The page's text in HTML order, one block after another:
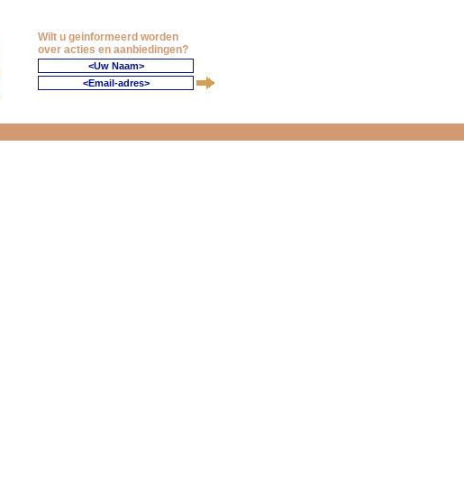
Wilt u geinformeerd worden
over acties en aanbiedingen?